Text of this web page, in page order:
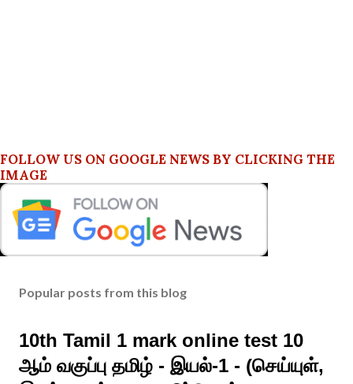
FOLLOW US ON GOOGLE NEWS BY CLICKING THE
IMAGE
Popular posts from this blog
10th Tamil 1 mark online test 10
ஆம் வகுப்பு தமிழ் - இயல்-1 - (செய்யுள்,